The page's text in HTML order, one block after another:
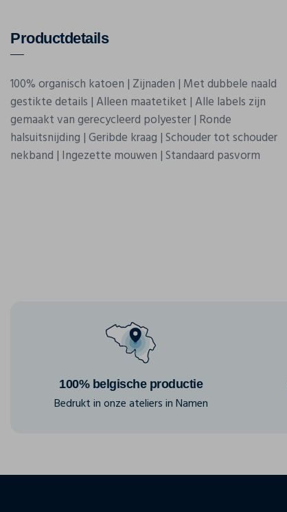
Productdetails
100% organisch katoen | Zijnaden | Met dubbele naald
gestikte details | Alleen maatetiket | Alle labels zijn
gemaakt van gerecycleerd polyester | Ronde
halsuitsnijding | Geribde kraag | Schouder tot schouder
nekband | Ingezette mouwen | Standaard pasvorm
100% belgische productie
Bedrukt in onze ateliers in Namen